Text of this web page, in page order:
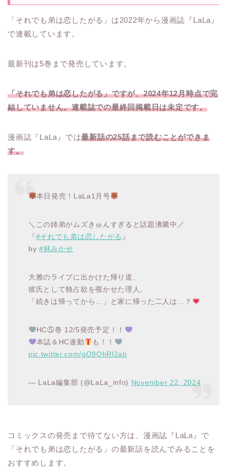
「それでも弟は恋したがる」は2022年から漫画誌『LaLa』
で連載しています。
最新刊は5巻まで発売しています。
「それでも弟は恋したがる」ですが、2024年12月時点で完
結していません。連載誌での最終回掲載日は未定です。
漫画誌『LaLa』では最新話の25話まで読むことができま
す。
本日発売！LaLa1月号
＼この姉弟がムズきゅんすぎると話題沸騰中／
『 #それでも弟は恋したがる 』
by#林みかせ
大雅のライブに出かけた帰り道、
彼氏として独占欲を覗かせた理人。
「続きは帰ってから…」と家に帰った二人は…？
HC⑤巻 12/5発売予定！！
本誌＆HC連動
も！！
pic.twitter.com/gO9QhRl2ab
— LaLa編集部 (@LaLa_info) November 22, 2024
コミックスの発売まで待てない方は、漫画誌『LaLa』で
「それでも弟は恋したがる」の最新話を読んでみることを
おすすめします。